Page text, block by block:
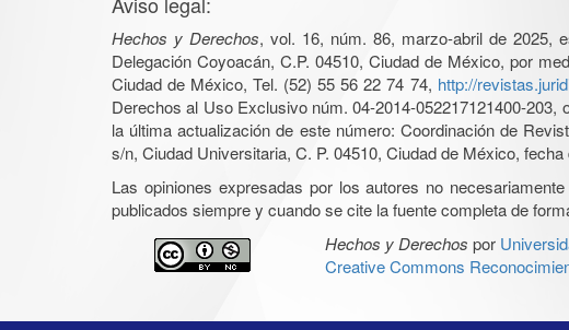
Hechos y Derechos, vol. 16, núm. 86, marzo-abril de 2025,
Delegación Coyoacán, C.P. 04510, Ciudad de México, por
Ciudad de México, Tel. (52) 55 56 22 74 74, http://
Derechos al Uso Exclusivo núm. 04-2014-052217121400-
la última actualización de este número: Coordinación de
s/n, Ciudad Universitaria, C. P. 04510, Ciudad de México,
Las opiniones expresadas por los autores no
publicados siempre y cuando se cite la fuente completa de
Hechos y Derechos por
Creative Commons